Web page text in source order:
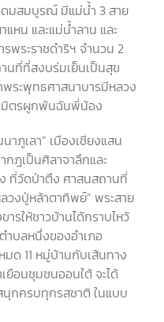
มสมบูรณ์ มีแม่น้ำ 3 สาย
แหน และแม่น้ำลาน และ
พระราชดำริฯ จำนวน 2
นที่ที่สงบร่มเย็นเป็นสุข
พระพุทธศาสนาบารมีหลวง
มิตรผูกพันฉันพี่น้อง
าภูเลา” เมืองเชียงแสน
ฎเป็นศิลาจาลึกและ
ที่วัดป่าตึง ศาสนสถานที่
วงปู่หล้าตาทิพย์” พระสาย
รให้ชาวบ้านได้กราบไหว้
ำบลหนึ่งของอำเภอ
มด 11 หมู่บ้านกับเส้นทาง
เยือนชุมชนออนใต้ จะได้
กครบทุกรสชาติ ในแบบ